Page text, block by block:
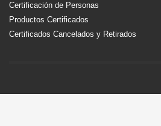
Certificación de Personas
Productos Certificados
Certificados Cancelados y Retirados